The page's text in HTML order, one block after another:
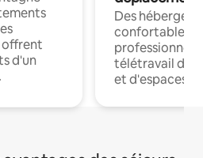
offrent
d'un
Des
confortables
professionnels
télétravail
et d'espaces